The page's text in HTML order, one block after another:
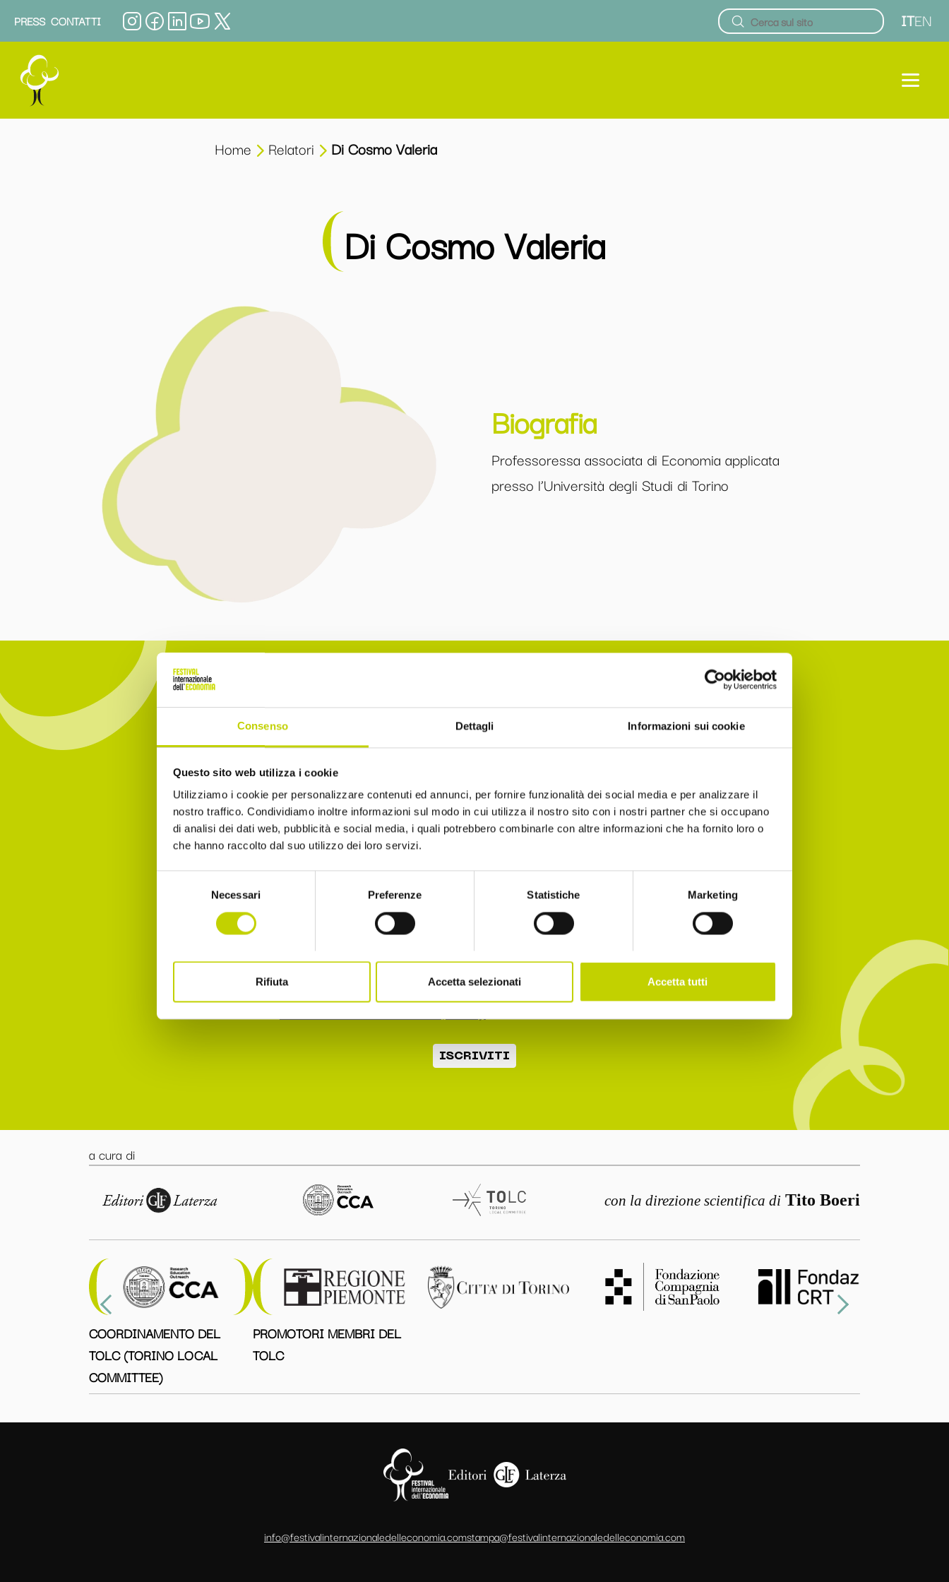
Consenso Dettagli Informazioni sui cookie
Questo sito web utilizza i cookie
Utilizziamo i cookie per personalizzare contenuti ed annunci, per fornire funzionalità dei social media e per analizzare il
nostro traffico. Condividiamo inoltre informazioni sul modo in cui utilizza il nostro sito con i nostri partner che si occupano
di analisi dei dati web, pubblicità e social media, i quali potrebbero combinarle con altre informazioni che ha fornito loro o
che hanno raccolto dal suo utilizzo dei loro servizi.
Necessari Preferenze Statistiche Marketing
Rifiuta Accetta selezionati Accetta tutti
PRESS CONTATTI ITEN
Home Relatori Di Cosmo Valeria
Di Cosmo Valeria
Biografia
Professoressa associata di Economia applicata
presso l’Università degli Studi di Torino
La Newsletter del Festival
essere sempre informato sulle novità e gli appuntamenti in agenda!
Email
Dichiaro di avere più di 14 anni
Accetto di ricevere comunicazioni, come indicato nel
punto 2.b dell'informativa ex art. 13 Reg. UE 2016/679
Accetto la normativa sulla privacy
ISCRIVITI
a cura di
con la direzione scientifica di Tito Boeri
COORDINAMENTO DEL
TOLC (TORINO LOCAL
COMMITTEE)
PROMOTORI MEMBRI DEL
TOLC
info@festivalinternazionaledelleconomia.comstampa@festivalinternazionaledelleconomia.com